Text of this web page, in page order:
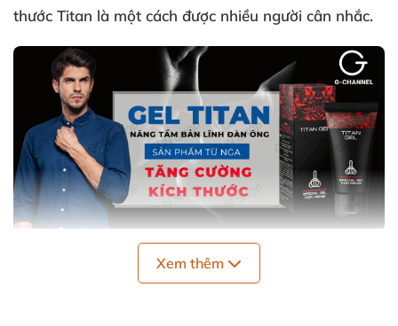
thước Titan là một cách được nhiều người cân nhắc.
Gel bôi trơn tăng kích thước Titan
dòng sản phẩm giúp tăng kích thước cậu nhỏ tốt
Xem thêm